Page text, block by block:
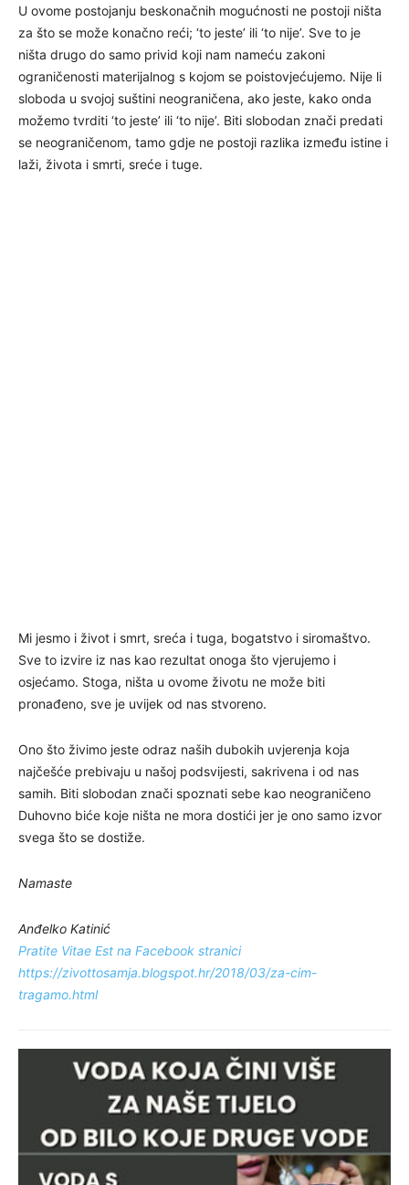
U ovome postojanju beskonačnih mogućnosti ne postoji ništa
za što se može konačno reći; ‘to jeste’ ili ‘to nije’. Sve to je
ništa drugo do samo privid koji nam nameću zakoni
ograničenosti materijalnog s kojom se poistovjećujemo. Nije li
sloboda u svojoj suštini neograničena, ako jeste, kako onda
možemo tvrditi ‘to jeste’ ili ‘to nije’. Biti slobodan znači predati
se neograničenom, tamo gdje ne postoji razlika između istine i
laži, života i smrti, sreće i tuge.
Mi jesmo i život i smrt, sreća i tuga, bogatstvo i siromaštvo.
Sve to izvire iz nas kao rezultat onoga što vjerujemo i
osjećamo. Stoga, ništa u ovome životu ne može biti
pronađeno, sve je uvijek od nas stvoreno.
Ono što živimo jeste odraz naših dubokih uvjerenja koja
najčešće prebivaju u našoj podsvijesti, sakrivena i od nas
samih. Biti slobodan znači spoznati sebe kao neograničeno
Duhovno biće koje ništa ne mora dostići jer je ono samo izvor
svega što se dostiže.
Namaste
Anđelko Katinić
Pratite Vitae Est na Facebook stranici
https://zivottosamja.blogspot.hr/2018/03/za-cim-
tragamo.html